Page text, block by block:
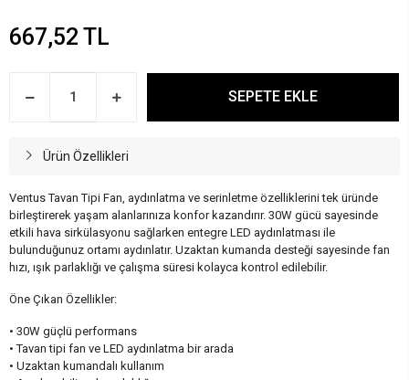
667,52 TL
SEPETE EKLE
Ürün Özellikleri
Ventus Tavan Tipi Fan, aydınlatma ve serinletme özelliklerini tek üründe
birleştirerek yaşam alanlarınıza konfor kazandırır. 30W gücü sayesinde
etkili hava sirkülasyonu sağlarken entegre LED aydınlatması ile
bulunduğunuz ortamı aydınlatır. Uzaktan kumanda desteği sayesinde fan
hızı, ışık parlaklığı ve çalışma süresi kolayca kontrol edilebilir.
Öne Çıkan Özellikler:
• 30W güçlü performans
• Tavan tipi fan ve LED aydınlatma bir arada
• Uzaktan kumandalı kullanım